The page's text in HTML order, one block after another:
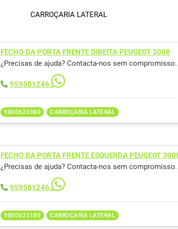
CARROÇARIA LATERAL
FECHO DA PORTA FRENTE DIREITA PEUGEOT 3008
¿Precisas de ajuda? Contacta-nos sem compromisso.
959501246
9800623080 CARROÇARIA LATERAL
FECHO DA PORTA FRENTE ESQUERDA PEUGEOT
¿Precisas de ajuda? Contacta-nos sem compromisso.
959501246
9800623180 CARROÇARIA LATERAL